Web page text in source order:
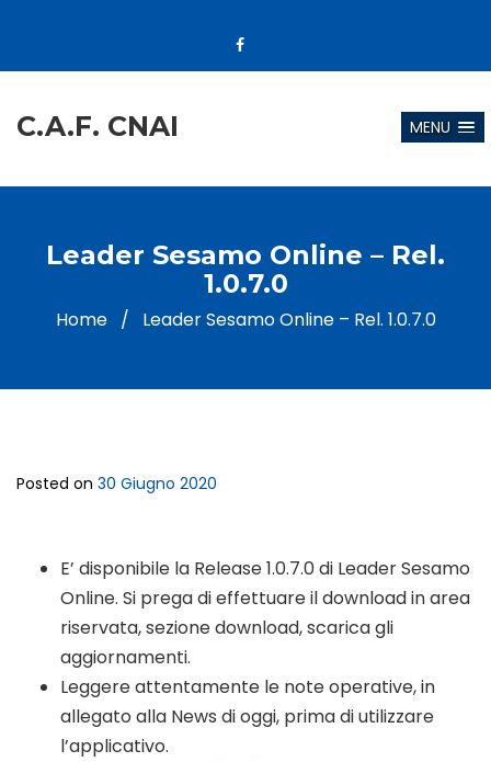
C.A.F. CNAI MENU
Leader Sesamo Online – Rel.
1.0.7.0
Home/ Leader Sesamo Online – Rel. 1.0.7.0
Posted on 30 Giugno 2020
E’ disponibile la Release 1.0.7.0 di Leader Sesamo
Online. Si prega di effettuare il download in area
riservata, sezione download, scarica gli
aggiornamenti.
Leggere attentamente le note operative, in
allegato alla News di oggi, prima di utilizzare
l’applicativo.